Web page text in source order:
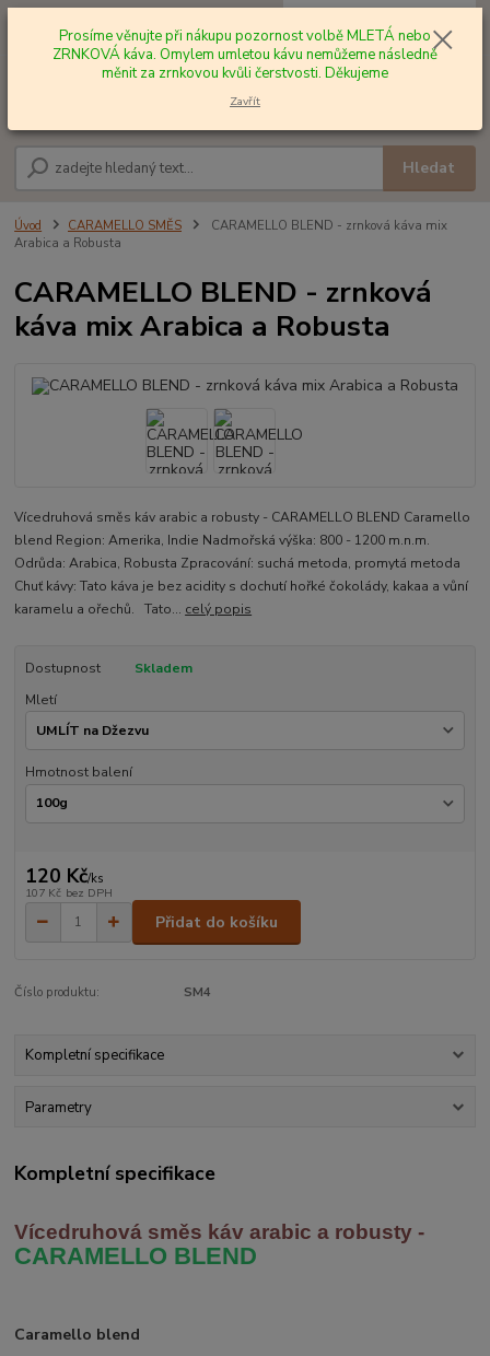
Hledat
+420 602 577 209 za0,00 Kč
Úvod CARAMELLO SMĚS
CARAMELLO BLEND - zrnková káva mix
Arabica a Robusta
CARAMELLO BLEND - zrnková
káva mix Arabica a Robusta
Vícedruhová směs káv arabic a robusty - CARAMELLO BLEND Caramello
blend Region: Amerika, Indie Nadmořská výška: 800 - 1200 m.n.m.
Odrůda: Arabica, Robusta Zpracování: suchá metoda, promytá metoda
Chuť kávy: Tato káva je bez acidity s dochutí hořké čokolády, kakaa a vůní
karamelu a ořechů. Tato... celý popis
Dostupnost
Skladem
Mletí
Hmotnost balení
120 Kč/ks
107 Kč bez DPH
Přidat do košíku
Číslo produktu: SM4
Kompletní specifikace
Parametry
Kompletní specifikace
Vícedruhová směs káv arabic a robusty -
CARAMELLO BLEND
Caramello blend
Prosíme věnujte při nákupu pozornost volbě MLETÁ nebo
ZRNKOVÁ káva. Omylem umletou kávu nemůžeme následně
měnit za zrnkovou kvůli čerstvosti. Děkujeme
Zavřít